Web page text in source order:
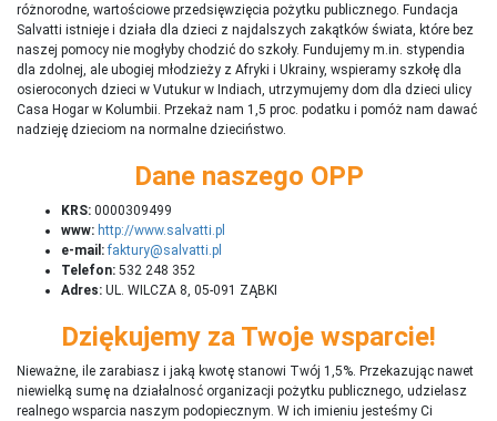
różnorodne, wartościowe przedsięwzięcia pożytku publicznego. Fundacja
Salvatti istnieje i działa dla dzieci z najdalszych zakątków świata, które bez
naszej pomocy nie mogłyby chodzić do szkoły. Fundujemy m.in. stypendia
dla zdolnej, ale ubogiej młodzieży z Afryki i Ukrainy, wspieramy szkołę dla
osieroconych dzieci w Vutukur w Indiach, utrzymujemy dom dla dzieci ulicy
Casa Hogar w Kolumbii. Przekaż nam 1,5 proc. podatku i pomóż nam dawać
nadzieję dzieciom na normalne dzieciństwo.
Dane naszego OPP
KRS: 0000309499
www: http://www.salvatti.pl
e-mail: faktury@salvatti.pl
Telefon: 532 248 352
Adres: UL. WILCZA 8, 05-091 ZĄBKI
Dziękujemy za Twoje wsparcie!
Nieważne, ile zarabiasz i jaką kwotę stanowi Twój 1,5%. Przekazując nawet
niewielką sumę na działalnosć organizacji pożytku publicznego, udzielasz
realnego wsparcia naszym podopiecznym. W ich imieniu jesteśmy Ci